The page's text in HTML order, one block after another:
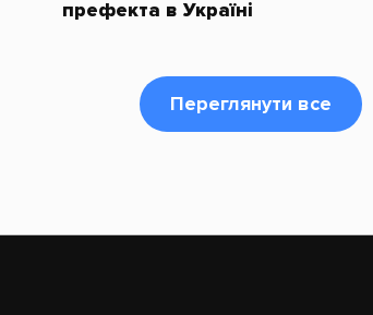
префекта в Україні
Переглянути все